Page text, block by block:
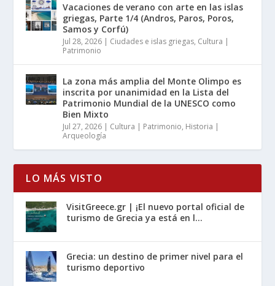
Vacaciones de verano con arte en las islas
griegas, Parte 1/4 (Andros, Paros, Poros,
Samos y Corfú)
Jul 28, 2026 | Ciudades e islas griegas, Cultura |
Patrimonio
La zona más amplia del Monte Olimpo es
inscrita por unanimidad en la Lista del
Patrimonio Mundial de la UNESCO como
Bien Mixto
Jul 27, 2026 | Cultura | Patrimonio, Historia |
Arqueología
LO MÁS VISTO
VisitGreece.gr | ¡El nuevo portal oficial de
turismo de Grecia ya está en l...
Grecia: un destino de primer nivel para el
turismo deportivo